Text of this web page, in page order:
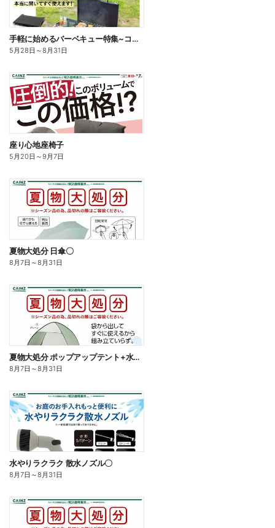
手軽に始めるバーベキュー特集~コンロ編~
5月28日 ～8月31日
座り心地座椅子
5月20日 ～9月7日
夏物大処分 日傘〇
8月7日 ～8月31日
夏物大処分 ポップアップテント+水物〇
8月7日 ～8月31日
水やりラクラク 散水ノズル〇
8月7日 ～8月31日